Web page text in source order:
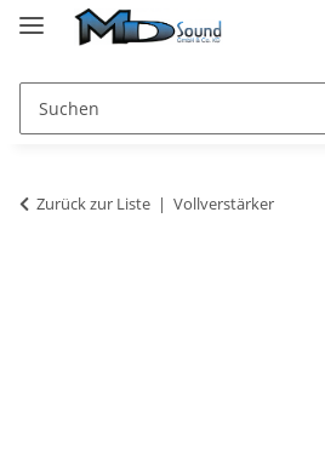
Zurück zur Liste Vollverstärker